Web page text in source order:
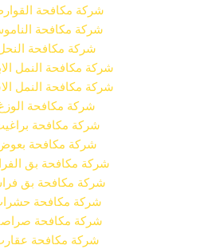
شركة مكافحة
شركة مكافحة
شركة مكافحة
شركة مكافحة النمل
شركة مكافحة النمل
شركة مكافحة
شركة مكافحة
شركة مكافحة
شركة مكافحة بق
شركة مكافحة بق
شركة مكافحة
شركة مكافحة
شركة مكافحة